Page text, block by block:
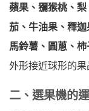
蘋果、獼猴桃、
茄、牛油果、釋
馬鈴薯、圓蔥、
外形接近球形的果
二、選果機的